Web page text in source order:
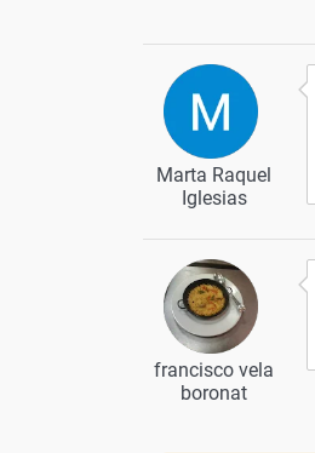
Marta Raquel
Iglesias
francisco vela
boronat